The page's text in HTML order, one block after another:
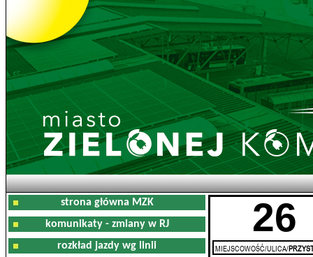
strona główna MZK
komunikaty - zmiany w RJ
rozkład jazdy wg linii
26
MIEJSCOWOŚĆ/ULICA/